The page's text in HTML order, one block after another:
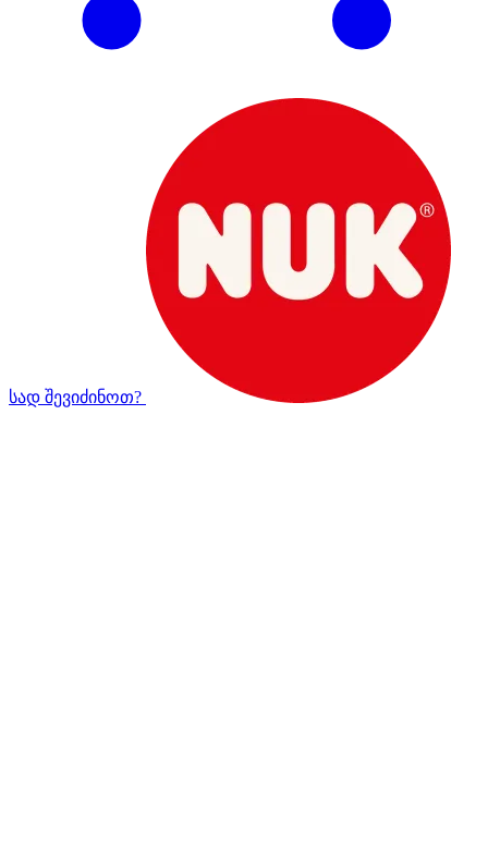
სად შევიძინოთ?